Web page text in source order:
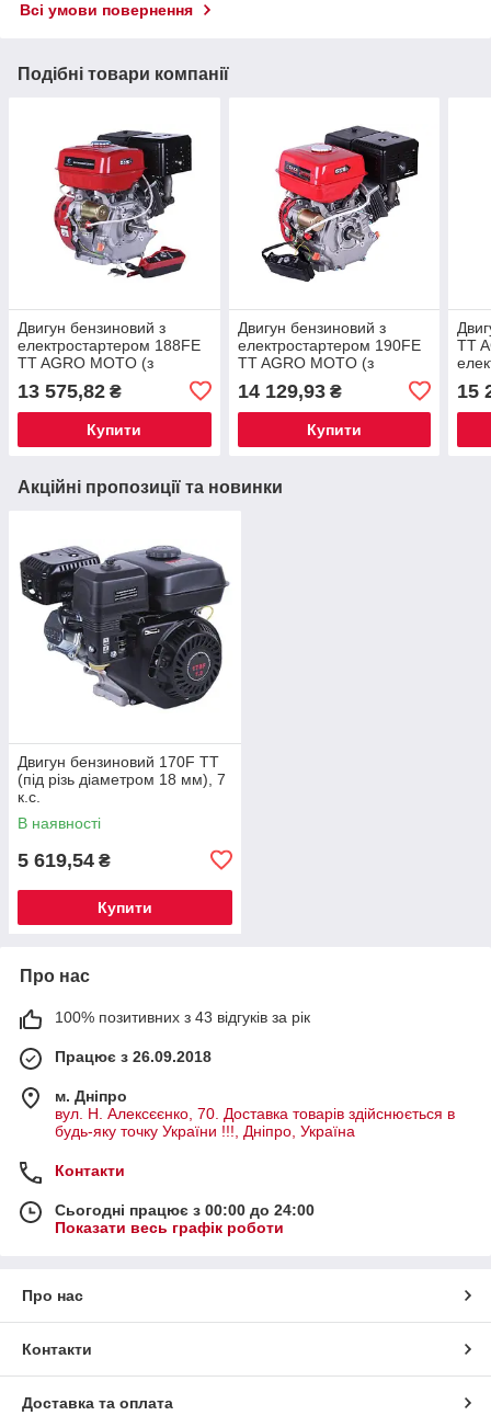
Всі умови повернення
Подібні товари компанії
Двигун бензиновий з
електростартером 188FE
TT AGRO MOTO (з
виходом вала під шпону,
25 мм) 13 л.с.
13 575,82 ₴
Купити
Двигун бензиновий з
електростартером 190FE
TT AGRO MOTO (з
виходом вала під шпону,
25 мм) 15 л.
14 129,93₴
Купити
TT
к.с.
15
Акційні пропозиції та новинки
Двигун бензиновий 170F TT
(під різь діаметром 18 мм), 7
к.с.
В наявності
5 619,54 ₴
Купити
Про нас
100% позитивних з 43 відгуків за рік
Працює з 26.09.2018
м. Дніпро
вул. Н. Алексєєнко, 70. Доставка товарів здійснюється в
будь-яку точку України !!!, Дніпро, Україна
Контакти
Сьогодні працює з 00:00 до 24:00
Показати весь графік роботи
Про нас
Контакти
Доставка та оплата